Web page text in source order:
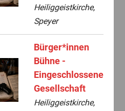
Heiliggeistkirche,
Speyer
Bürger*innen
Bühne -
Eingeschlossene
Gesellschaft
Heiliggeistkirche,